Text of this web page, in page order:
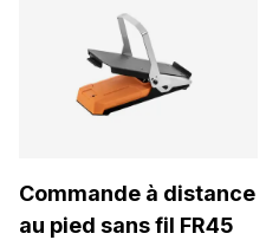
Commande à distance
au pied sans fil FR45